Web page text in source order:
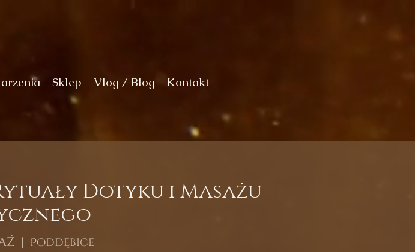
Sklep Vlog / Blog Kontakt
Rytuały Dotyku i Masażu
  |
Poddębice